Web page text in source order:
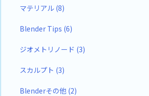
マテリアル (8)
Blender Tips (6)
ジオメトリノード (3)
スカルプト (3)
Blenderその他 (2)